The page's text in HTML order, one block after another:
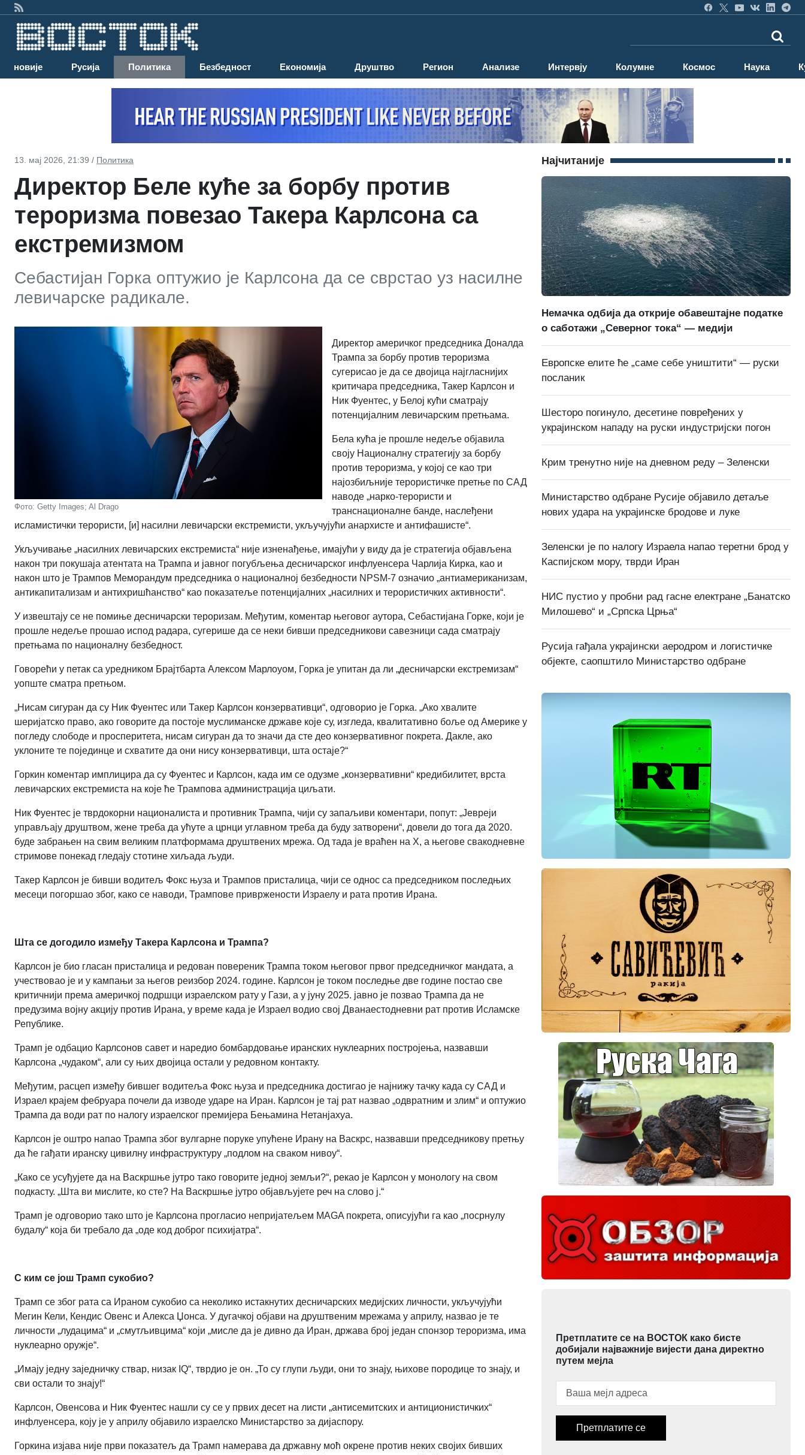
Најновије Русија Политика Безбедност Економија Друштво Регион Анализе Интервју Колумне Космос Наука
13. мај 2026, 21:39 / Политика
Директор Беле куће за борбу против
тероризма повезао Такера Карлсона са
екстремизмом
Себастијан Горка оптужио је Карлсона да се сврстао уз насилне
левичарске радикале.
Фото: Getty Images; Al Drago
Директор америчког председника Доналда
Трампа за борбу против тероризма
сугерисао је да се двојица најгласнијих
критичара председника, Такер Карлсон и
Ник Фуентес, у Белој кући сматрају
потенцијалним левичарским претњама.
Бела кућа је прошле недеље објавила
своју Националну стратегију за борбу
против тероризма, у којој се као три
најозбиљније терористичке претње по САД
наводе „нарко-терористи и
транснационалне банде, наслеђени
исламистички терористи, [и] насилни левичарски екстремисти, укључујући анархисте и антифашисте“.
Укључивање „насилних левичарских екстремиста“ није изненађење, имајући у виду да је стратегија објављена
након три покушаја атентата на Трампа и јавног погубљења десничарског инфлуенсера Чарлија Кирка, као и
након што је Трампов Меморандум председника о националној безбедности NPSM-7 означио „антиамериканизам,
антикапитализам и антихришћанство“ као показатеље потенцијалних „насилних и терористичких активности“.
У извештају се не помиње десничарски тероризам. Међутим, коментар његовог аутора, Себастијана Горке, који је
прошле недеље прошао испод радара, сугерише да се неки бивши председникови савезници сада сматрају
претњама по националну безбедност.
Говорећи у петак са уредником Брајтбарта Алексом Марлоуом, Горка је упитан да ли „десничарски екстремизам“
уопште сматра претњом.
„Нисам сигуран да су Ник Фуентес или Такер Карлсон конзервативци“, одговорио је Горка. „Ако хвалите
шеријатско право, ако говорите да постоје муслиманске државе које су, изгледа, квалитативно боље од Америке у
погледу слободе и просперитета, нисам сигуран да то значи да сте део конзервативног покрета. Дакле, ако
уклоните те појединце и схватите да они нису конзервативци, шта остаје?“
Горкин коментар имплицира да су Фуентес и Карлсон, када им се одузме „конзервативни“ кредибилитет, врста
левичарских екстремиста на које ће Трампова администрација циљати.
Ник Фуентес је тврдокорни националиста и противник Трампа, чији су запаљиви коментари, попут: „Јевреји
управљају друштвом, жене треба да ућуте а црнци углавном треба да буду затворени“, довели до тога да 2020.
буде забрањен на свим великим платформама друштвених мрежа. Од тада је враћен на X, а његове свакодневне
стримове понекад гледају стотине хиљада људи.
Такер Карлсон је бивши водитељ Фокс њуза и Трампов присталица, чији се однос са председником последњих
месеци погоршао због, како се наводи, Трампове привржености Израелу и рата против Ирана.
Шта се догодило између Такера Карлсона и Трампа?
Карлсон је био гласан присталица и редован повереник Трампа током његовог првог председничког мандата, а
учествовао је и у кампањи за његов реизбор 2024. године. Карлсон је током последње две године постао све
критичнији према америчкој подршци израелском рату у Гази, а у јуну 2025. јавно је позвао Трампа да не
предузима војну акцију против Ирана, у време када је Израел водио свој Дванаестодневни рат против Исламске
Републике.
Трамп је одбацио Карлсонов савет и наредио бомбардовање иранских нуклеарних постројења, назвавши
Карлсона „чудаком“, али су њих двојица остали у редовном контакту.
Међутим, расцеп између бившег водитеља Фокс њуза и председника достигао је најнижу тачку када су САД и
Израел крајем фебруара почели да изводе ударе на Иран. Карлсон је тај рат назвао „одвратним и злим“ и оптужио
Трампа да води рат по налогу израелског премијера Бењамина Нетанјахуа.
Карлсон је оштро напао Трампа због вулгарне поруке упућене Ирану на Васкрс, назвавши председникову претњу
да ће гађати иранску цивилну инфраструктуру „подлом на сваком нивоу“.
„Како се усуђујете да на Васкршње јутро тако говорите једној земљи?“, рекао је Карлсон у монологу на свом
подкасту. „Шта ви мислите, ко сте? На Васкршње јутро објављујете реч на слово ј.“
Трамп је одговорио тако што је Карлсона прогласио непријатељем MAGA покрета, описујући га као „посрнулу
будалу“ која би требало да „оде код доброг психијатра“.
С ким се још Трамп сукобио?
Трамп се због рата са Ираном сукобио са неколико истакнутих десничарских медијских личности, укључујући
Мегин Кели, Кендис Овенс и Алекса Џонса. У дугачкој објави на друштвеним мрежама у априлу, назвао је те
личности „лудацима“ и „смутљивцима“ који „мисле да је дивно да Иран, држава број један спонзор тероризма, има
нуклеарно оружје“.
„Имају једну заједничку ствар, низак IQ“, тврдио је он. „То су глупи људи, они то знају, њихове породице то знају, и
сви остали то знају!“
Карлсон, Овенсова и Ник Фуентес нашли су се у првих десет на листи „антисемитских и антиционистичких“
инфлуенсера, коју је у априлу објавило израелско Министарство за дијаспору.
Горкина изјава није први показатељ да Трамп намерава да државну моћ окрене против неких својих бивших
Најчитаније
Немачка одбија да открије обавештајне податке
о саботажи „Северног тока“ — медији
Европске елите ће „саме себе уништити“ — руски
посланик
Шесторо погинуло, десетине повређених у
украјинском нападу на руски индустријски погон
Крим тренутно није на дневном реду – Зеленски
Министарство одбране Русије објавило детаље
нових удара на украјинске бродове и луке
Зеленски је по налогу Израела напао теретни брод у
Каспијском мору, тврди Иран
НИС пустио у пробни рад гасне електране „Банатско
Милошево“ и „Српска Црња“
Русија гађала украјински аеродром и логистичке
објекте, саопштило Министарство одбране
Претплатите се на ВОСТОК како бисте
добијали најважније вијести дана директно
путем мејла
Претплатите се